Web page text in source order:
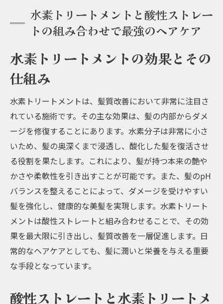
水素トリートメントと酸性ストレー
トの組み合わせで最強のヘアケア
水素トリートメントの効果とその
仕組み
水素トリートメントは、髪質改善において非常に注目さ
れている施術です。その主な効果は、髪の内部からダメ
ージを修復することにあります。水素分子は非常に小さ
いため、髪の奥深くまで浸透し、酸化した髪を復活させ
る役割を果たします。これにより、髪が持つ本来の艶や
かさや柔軟性を引き出すことが可能です。また、髪のpH
バランスを整えることによって、ダメージを受けやすい
髪を強化し、健康的な美髪を実現します。水素トリート
メントは酸性ストレートと組み合わせることで、その効
果を最大限に引き出し、髪質改善を一層促進します。日
常的なヘアケアとしても、髪に潤いと栄養を与える重要
な手段となっています。
酸性ストレートと水素トリートメ